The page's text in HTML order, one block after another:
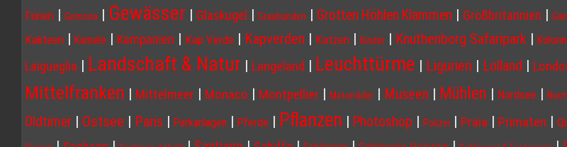
Fünen | Gemona | Gewässer | Glaskugel | Graubünden | Grotten Höhlen Klammen | Großbritannien |
Kakteen | Kamele | Kampanien | Kap Verde | Kapverden | Katzen | Kinder | Knuthenborg Safaripark |
Laigueglia | Landschaft & Natur | Langeland | Leuchttürme | Ligurien | Lolland |
Mittelfranken | Mittelmeer | Monaco | Montpellier | Motorräder | Museen | Mühlen | Nordsee |
Oldtimer | Ostsee | Paris | Parkanlagen | Pferde | Pflanzen | Photoshop | Polizei | Praia | Primaten |